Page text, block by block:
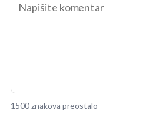
1500 znakova preostalo